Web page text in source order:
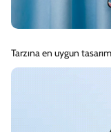
Tarzına en uygun